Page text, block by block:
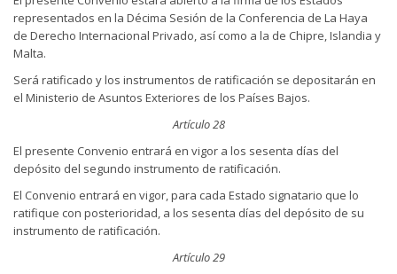
representados en la Décima Sesión de la Conferencia de La Haya
de Derecho Internacional Privado, así como a la de Chipre, Islandia y
Malta.
Será ratificado y los instrumentos de ratificación se depositarán en
el Ministerio de Asuntos Exteriores de los Países Bajos.
Artículo 28
El presente Convenio entrará en vigor a los sesenta días del
depósito del segundo instrumento de ratificación.
El Convenio entrará en vigor, para cada Estado signatario que lo
ratifique con posterioridad, a los sesenta días del depósito de su
instrumento de ratificación.
Artículo 29